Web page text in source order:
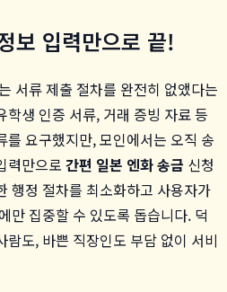
보 입력만으로 끝!
서류 제출 절차를 완전히 없앴다는
학생 인증 서류, 거래 증빙 자료 등
를 요구했지만, 모인에서는 오직 송
력만으로 간편 일본 엔화 송금 신청
행정 절차를 최소화하고 사용자가
만 집중할 수 있도록 돕습니다. 덕
도, 바쁜 직장인도 부담 없이 서비